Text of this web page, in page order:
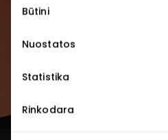
pasirinkimas
Būtini
Nuostatos
Statistika
Rinkodara
renginius ir naujausią